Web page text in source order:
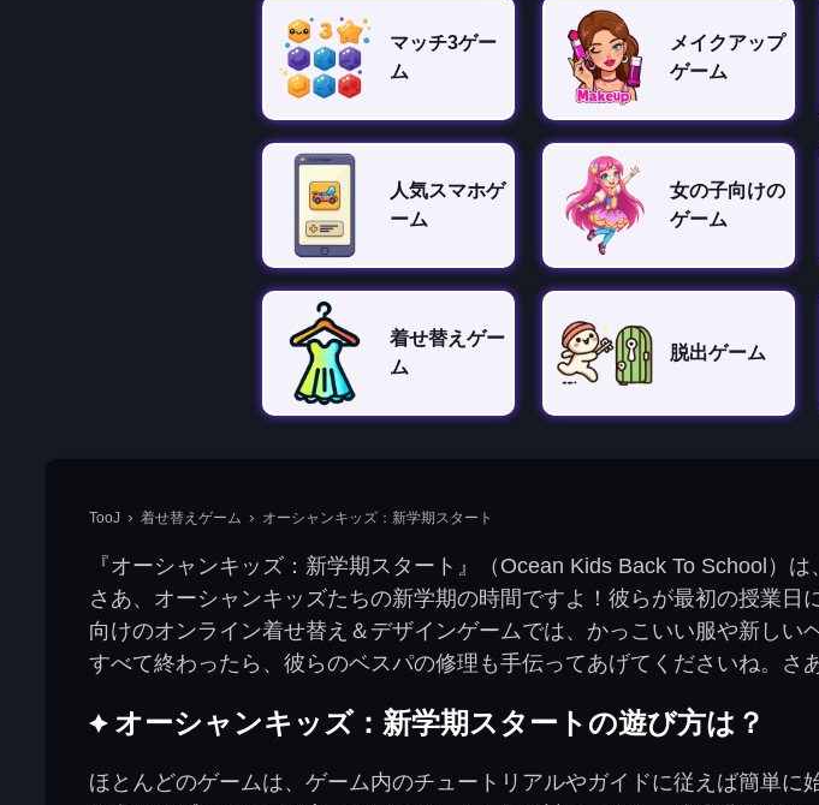
マッチ3ゲー
ム
メイクアップ
ゲーム
人気スマホゲ
ーム
女の子向けの
ゲーム
着せ替えゲー
ム
脱出ゲーム
TooJ 着せ替えゲーム オーシャンキッズ：新学期スタート
『オーシャンキッズ：新学期スタート』（Ocean Kids Back To School）
さあ、オーシャンキッズたちの新学期の時間ですよ！彼らが最初の授業
向けのオンライン着せ替え＆デザインゲームでは、かっこいい服や新し
すべて終わったら、彼らのベスパの修理も手伝ってあげてくださいね。さ
オーシャンキッズ：新学期スタートの遊び方は？
ほとんどのゲームは、ゲーム内のチュートリアルやガイドに従えば簡単